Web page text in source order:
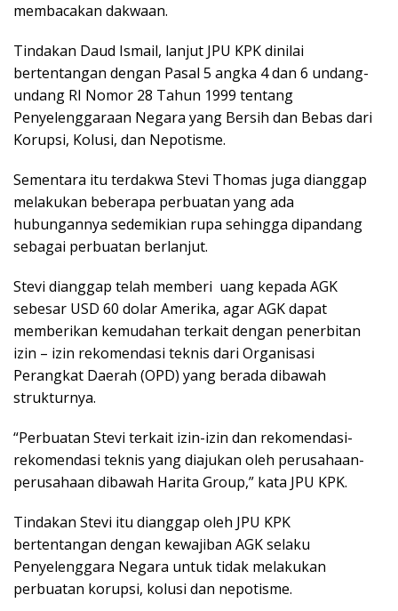
membacakan dakwaan.
Tindakan Daud Ismail, lanjut JPU KPK dinilai
bertentangan dengan Pasal 5 angka 4 dan 6 undang-
undang RI Nomor 28 Tahun 1999 tentang
Penyelenggaraan Negara yang Bersih dan Bebas dari
Korupsi, Kolusi, dan Nepotisme.
Sementara itu terdakwa Stevi Thomas juga dianggap
melakukan beberapa perbuatan yang ada
hubungannya sedemikian rupa sehingga dipandang
sebagai perbuatan berlanjut.
Stevi dianggap telah memberi uang kepada AGK
sebesar USD 60 dolar Amerika, agar AGK dapat
memberikan kemudahan terkait dengan penerbitan
izin – izin rekomendasi teknis dari Organisasi
Perangkat Daerah (OPD) yang berada dibawah
strukturnya.
“Perbuatan Stevi terkait izin-izin dan rekomendasi-
rekomendasi teknis yang diajukan oleh perusahaan-
perusahaan dibawah Harita Group,” kata JPU KPK.
Tindakan Stevi itu dianggap oleh JPU KPK
bertentangan dengan kewajiban AGK selaku
Penyelenggara Negara untuk tidak melakukan
perbuatan korupsi, kolusi dan nepotisme.